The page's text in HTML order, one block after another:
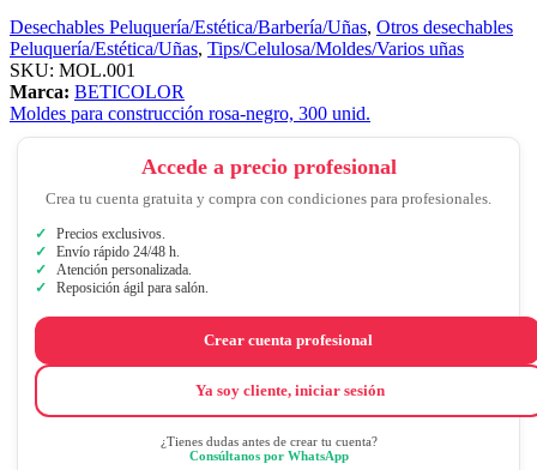
Desechables Peluquería/Estética/Barbería/Uñas, Otros desechables
Peluquería/Estética/Uñas, Tips/Celulosa/Moldes/Varios uñas
SKU: MOL.001
Marca: BETICOLOR
Moldes para construcción rosa-negro, 300 unid.
Accede a precio profesional
Crea tu cuenta gratuita y compra con condiciones para profesionales.
Precios exclusivos.
Envío rápido 24/48 h.
Atención personalizada.
Reposición ágil para salón.
Crear cuenta profesional
Ya soy cliente, iniciar sesión
¿Tienes dudas antes de crear tu cuenta?
Consúltanos por WhatsApp